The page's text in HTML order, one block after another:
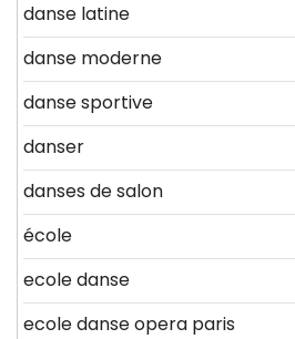
danse latine
danse moderne
danse sportive
danser
danses de salon
école
ecole danse
ecole danse opera paris